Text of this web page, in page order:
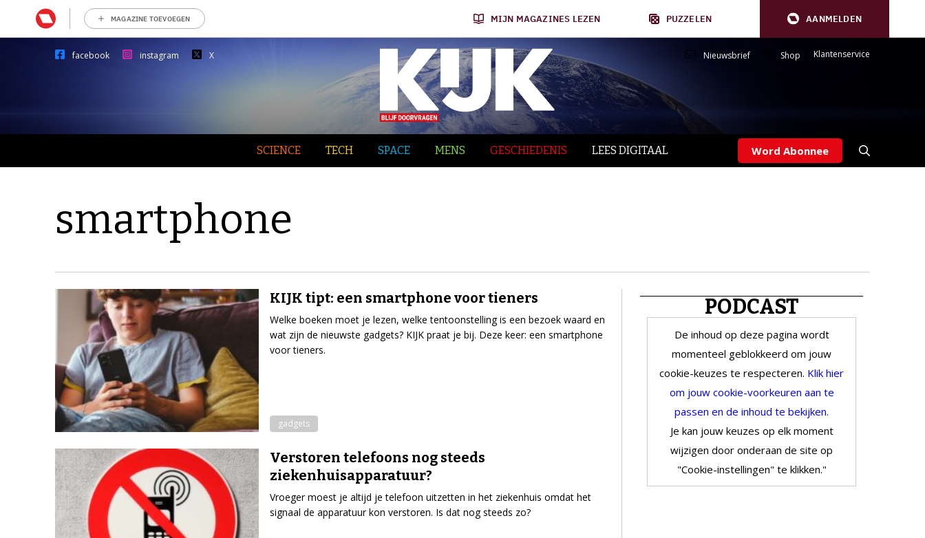
MAGAZINE TOEVOEGEN MIJN MAGAZINES LEZEN PUZZELEN AANMELDEN
facebook instagram X Nieuwsbrief Shop Klantenservice
SCIENCE TECH SPACE MENS GESCHIEDENIS LEES DIGITAAL Word Abonnee
smartphone
KIJK tipt: een smartphone voor tieners
Welke boeken moet je lezen, welke tentoonstelling is een bezoek waard en
wat zijn de nieuwste gadgets? KIJK praat je bij. Deze keer: een smartphone
voor tieners.
gadgets
Verstoren telefoons nog steeds
ziekenhuisapparatuur?
Vroeger moest je altijd je telefoon uitzetten in het ziekenhuis omdat het
signaal de apparatuur kon verstoren. Is dat nog steeds zo?
PODCAST
De inhoud op deze pagina wordt
momenteel geblokkeerd om jouw
cookie-keuzes te respecteren. Klik hier
om jouw cookie-voorkeuren aan te
passen en de inhoud te bekijken.
Je kan jouw keuzes op elk moment
wijzigen door onderaan de site op
"Cookie-instellingen" te klikken."